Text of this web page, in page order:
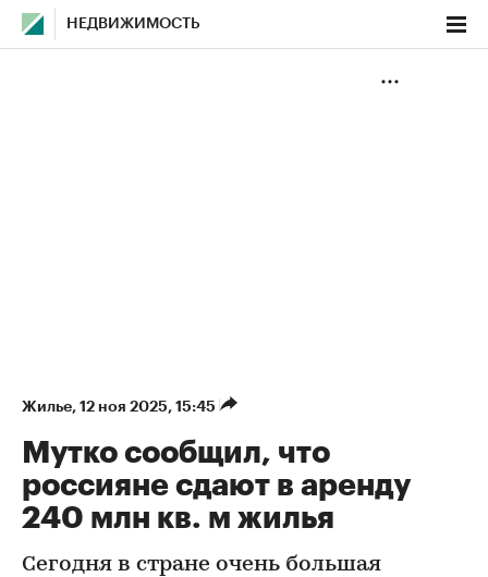
НЕДВИЖИМОСТЬ
Жилье⁠, 12 ноя 2025, 15:45
Мутко сообщил, что
россияне сдают в аренду
240 млн кв. м жилья
Сегодня в стране очень большая